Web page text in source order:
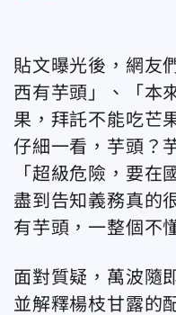
貼文曝光後，網友
西有芋頭」、「本
果，拜託不能吃芒
仔細一看，芋頭？
「超級危險，要在
盡到告知義務真的
有芋頭，一整個不
面對質疑，萬波隨
並解釋楊枝甘露的